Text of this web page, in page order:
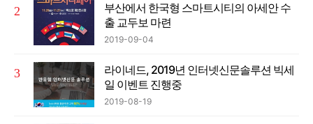
부산에서 한국형 스마트시티의 아세안 수
출 교두보 마련
2019-09-04
라이네드, 2019년 인터넷신문솔루션 빅세
일 이벤트 진행중
2019-08-19